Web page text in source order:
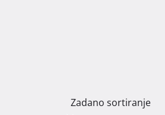
Zadano sortiranje